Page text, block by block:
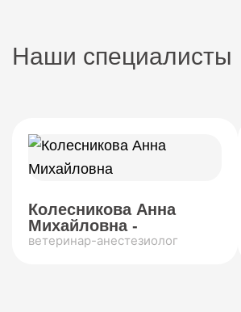
Наши специалисты
Колесникова Анна
Михайловна -
ветеринар-анестезиолог